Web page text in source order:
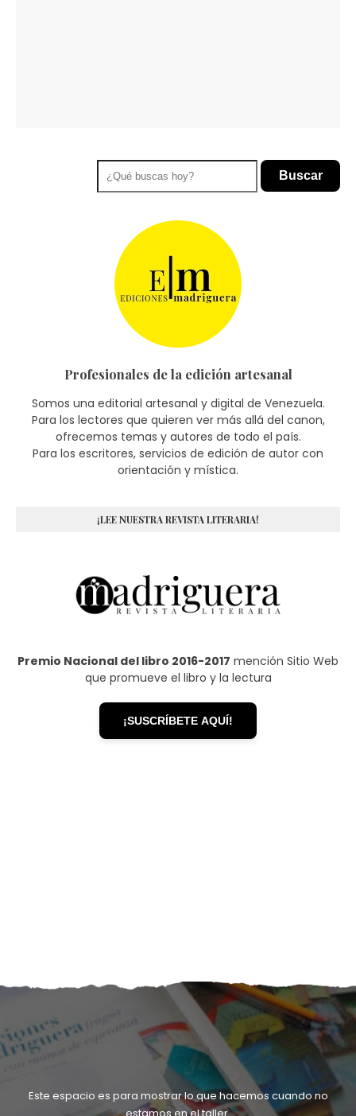
Buscar
Profesionales de la edición artesanal
Somos una editorial artesanal y digital de Venezuela.
Para los lectores que quieren ver más allá del canon,
ofrecemos temas y autores de todo el país.
Para los escritores, servicios de edición de autor con
orientación y mística.
¡LEE NUESTRA REVISTA LITERARIA!
Premio Nacional del libro 2016-2017 mención Sitio Web
que promueve el libro y la lectura
¡SUSCRÍBETE AQUÍ!
Este espacio es para mostrar lo que hacemos cuando no